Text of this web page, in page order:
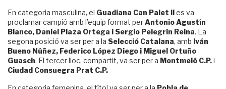
En categoria masculina, el Guadiana Can Palet IIes va
proclamar campió amb l’equip format perAntonio Agustín
Blanco, Daniel Plaza Ortega i Sergio Pelegrin Reina. La
segona posició va ser per a la Selecció Catalana, amb Iván
Bueno Núñez, Federico López Diego i Miguel Ortuño
Guasch. El tercer lloc, compartit, va ser per a Montmeló C.P.i
Ciudad Consuegra Prat C.P.